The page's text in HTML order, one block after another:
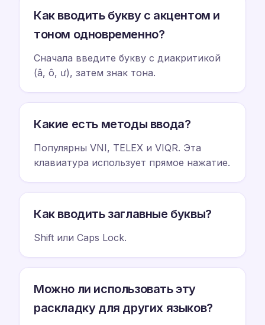
Как вводить букву с акцентом и
тоном одновременно?
Сначала введите букву с диакритикой
(â, ô, ư), затем знак тона.
Какие есть методы ввода?
Популярны VNI, TELEX и VIQR. Эта
клавиатура использует прямое нажатие.
Как вводить заглавные буквы?
Shift или Caps Lock.
Можно ли использовать эту
раскладку для других языков?